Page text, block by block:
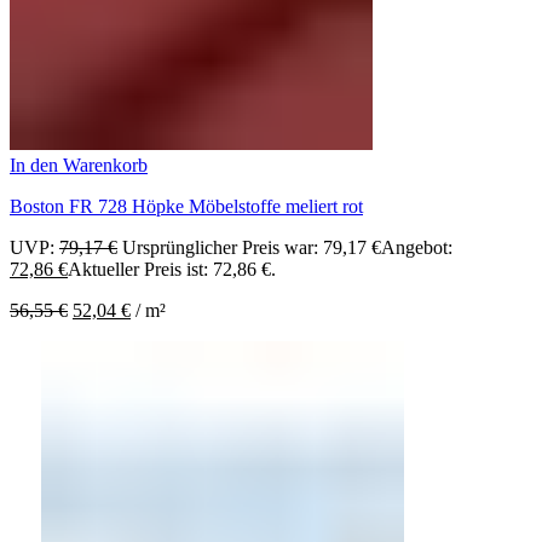
In den Warenkorb
Boston FR 728 Höpke Möbelstoffe meliert rot
UVP: 79,17€ Ursprünglicher Preis war: 79,17 €Angebot:
72,86 €Aktueller Preis ist: 72,86 €.
56,55€ 52,04 € /m²